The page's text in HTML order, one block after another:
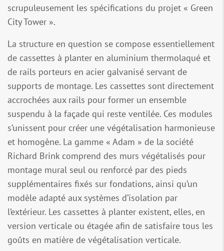
scrupuleusement les spécifications du projet « Green
City Tower ».
La structure en question se compose essentiellement
de cassettes à planter en aluminium thermolaqué et
de rails porteurs en acier galvanisé servant de
supports de montage. Les cassettes sont directement
accrochées aux rails pour former un ensemble
suspendu à la façade qui reste ventilée. Ces modules
s’unissent pour créer une végétalisation harmonieuse
et homogène. La gamme « Adam » de la société
Richard Brink comprend des murs végétalisés pour
montage mural seul ou renforcé par des pieds
supplémentaires fixés sur fondations, ainsi qu’un
modèle adapté aux systèmes d’isolation par
l’extérieur. Les cassettes à planter existent, elles, en
version verticale ou étagée afin de satisfaire tous les
goûts en matière de végétalisation verticale.